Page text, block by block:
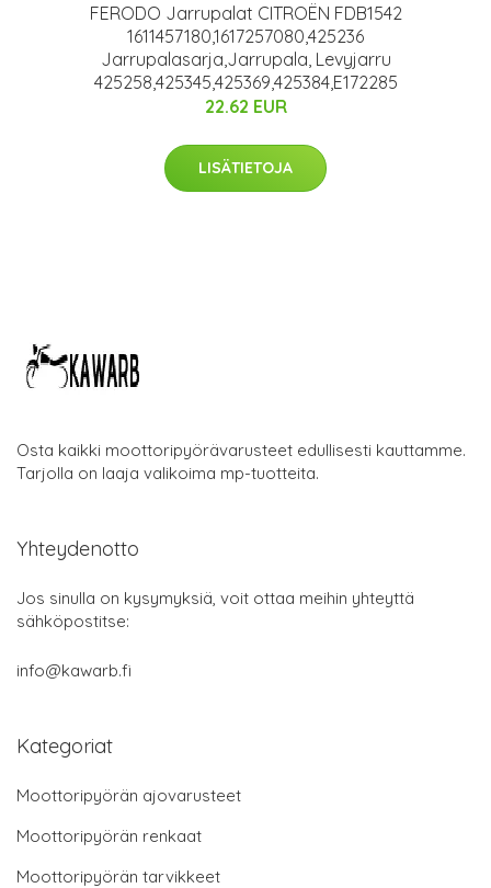
FERODO Jarrupalat CITROËN FDB1542
1611457180,1617257080,425236
Jarrupalasarja,Jarrupala, Levyjarru
425258,425345,425369,425384,E172285
22.62 EUR
LISÄTIETOJA
Osta kaikki moottoripyörävarusteet edullisesti kauttamme.
Tarjolla on laaja valikoima mp-tuotteita.
Yhteydenotto
Jos sinulla on kysymyksiä, voit ottaa meihin yhteyttä
sähköpostitse:
info@kawarb.fi
Kategoriat
Moottoripyörän ajovarusteet
Moottoripyörän renkaat
Moottoripyörän tarvikkeet